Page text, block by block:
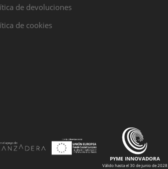
de devoluciones
de cookies
PYME INNOVADORA
Válido hasta el 30 de junio de 2028